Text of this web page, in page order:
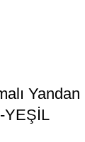
Yandan
YEŞİL